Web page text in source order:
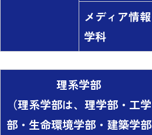
メディア情報
学科
理系学部
（理系学部は、理学部・工学
部・生命環境学部・建築学部